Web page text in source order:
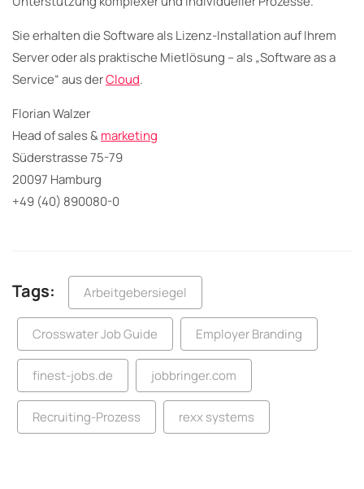
Sie erhalten die Software als Lizenz-Installation auf Ihrem
Server oder als praktische Mietlösung – als „Software as a
Service“ aus derCloud.
Florian Walzer
Head of sales &marketing
Süderstrasse 75-79
20097 Hamburg
+49 (40) 890080-0
Tags: Arbeitgebersiegel
Crosswater Job Guide Employer Branding
finest-jobs.de jobbringer.com
Recruiting-Prozess rexx systems